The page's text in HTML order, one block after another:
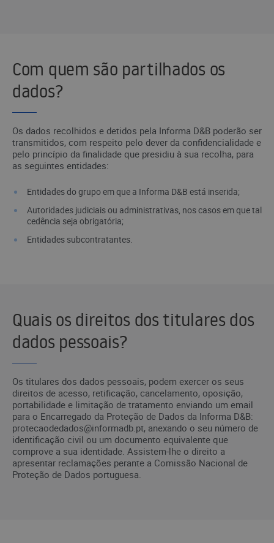
Com quem são partilhados os
dados?
Os dados recolhidos e detidos pela Informa D&B poderão ser
transmitidos, com respeito pelo dever da confidencialidade e
pelo princípio da finalidade que presidiu à sua recolha, para
as seguintes entidades:
Entidades do grupo em que a Informa D&B está inserida;
Autoridades judiciais ou administrativas, nos casos em que tal
cedência seja obrigatória;
Entidades subcontratantes.
Quais os direitos dos titulares dos
dados pessoais?
Os titulares dos dados pessoais, podem exercer os seus
direitos de acesso, retificação, cancelamento, oposição,
portabilidade e limitação de tratamento enviando um email
para o Encarregado da Proteção de Dados da Informa D&B:
protecaodedados@informadb.pt, anexando o seu número de
identificação civil ou um documento equivalente que
comprove a sua identidade. Assistem-lhe o direito a
apresentar reclamações perante a Comissão Nacional de
Proteção de Dados portuguesa.